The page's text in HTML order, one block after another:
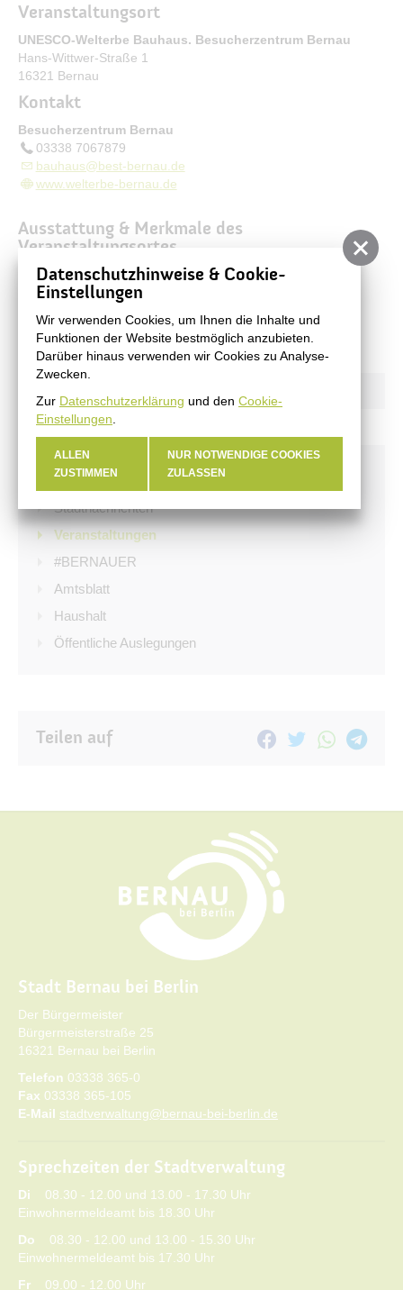
Veranstaltungsort
UNESCO-Welterbe Bauhaus. Besucherzentrum Bernau
Hans-Wittwer-Straße 1
16321 Bernau
Kontakt
Besucherzentrum Bernau
03338 7067879
bauhaus@best-bernau.de
www.welterbe-bernau.de
Ausstattung & Merkmale des
Veranstaltungsortes
stufenloser Zugang
Breite der Eingangstür mindestens 90cm
Behindertengerechtes WC
Aktuelles
Stadtnachrichten
Veranstaltungen
#BERNAUER
Amtsblatt
Haushalt
Öffentliche Auslegungen
Teilen auf
Stadt Bernau bei Berlin
Der Bürgermeister
Bürgermeisterstraße 25
16321 Bernau bei Berlin
Telefon 03338 365-0
Fax 03338 365-105
E-Mail stadtverwaltung@bernau-bei-berlin.de
Sprechzeiten der Stadtverwaltung
Di 08.30 - 12.00 und 13.00 - 17.30 Uhr
Einwohnermeldeamt bis 18.30 Uhr
Do 08.30 - 12.00 und 13.00 - 15.30 Uhr
Einwohnermeldeamt bis 17.30 Uhr
Fr 09.00 - 12.00 Uhr
Datenschutzhinweise & Cookie-
Einstellungen
Wir verwenden Cookies, um Ihnen die Inhalte und
Funktionen der Website bestmöglich anzubieten.
Darüber hinaus verwenden wir Cookies zu Analyse-
Zwecken.
Zur Datenschutzerklärung und den Cookie-
Einstellungen
ALLEN
ZUSTIMMEN
NUR NOTWENDIGE COOKIES
ZULASSEN